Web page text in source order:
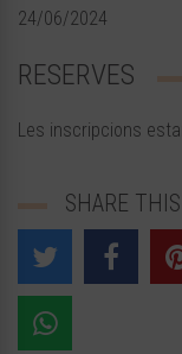
24/06/2024
RESERVES
Les inscripcions
SHARE